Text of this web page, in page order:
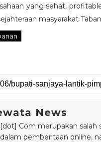
yang sehat,
masyarakat
News
Com merupakan salah
pemberitaan online,